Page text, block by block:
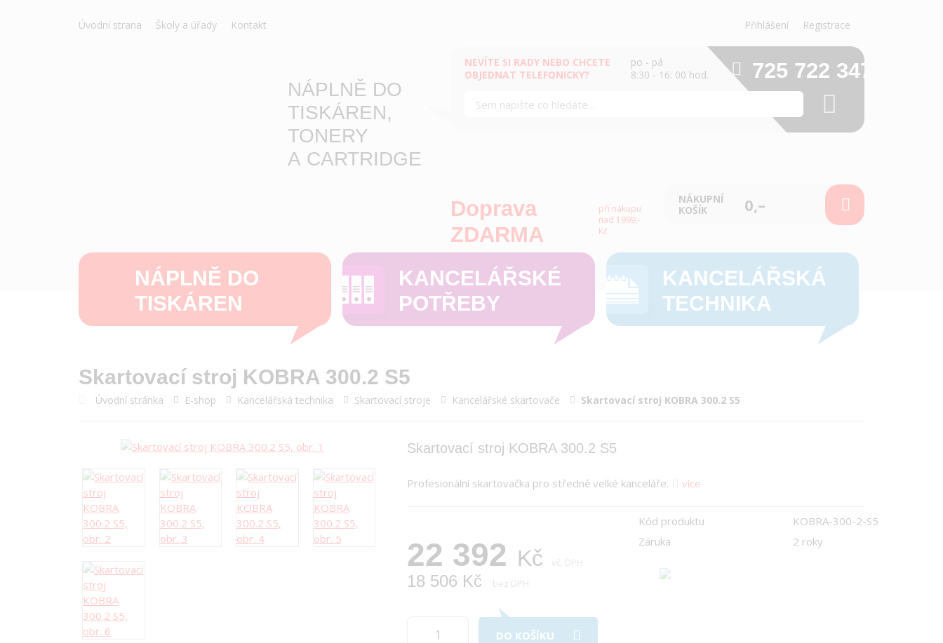
Úvodní strana Školy a úřady Kontakt Přihlášení Registrace
NÁPLNĚ DO
TISKÁREN,
TONERY
A CARTRIDGE
NEVÍTE SI RADY NEBO CHCETE
OBJEDNAT TELEFONICKY?
po - pá
8:30 - 16: 00 hod.
725 722 347
Doprava
ZDARMA
při nákupu
nad 1999,-
Kč
NÁKUPNÍ
KOŠÍK
0,–
NÁPLNĚ DO
TISKÁREN
KANCELÁŘSKÉ
POTŘEBY
KANCELÁŘSKÁ
TECHNIKA
Skartovací stroj KOBRA 300.2 S5
Úvodní stránka E-shop Kancelářská technika Skartovací stroje Kancelářské skartovače Skartovací stroj KOBRA 300.2 S5
Skartovací stroj KOBRA 300.2 S5
Profesionální skartovačka pro středně velké kanceláře. více
22 392 Kč vč. DPH
18 506 Kč bez DPH
DO KOŠÍKU
Kód produktu
KOBRA-300-2-S5
Záruka
2 roky